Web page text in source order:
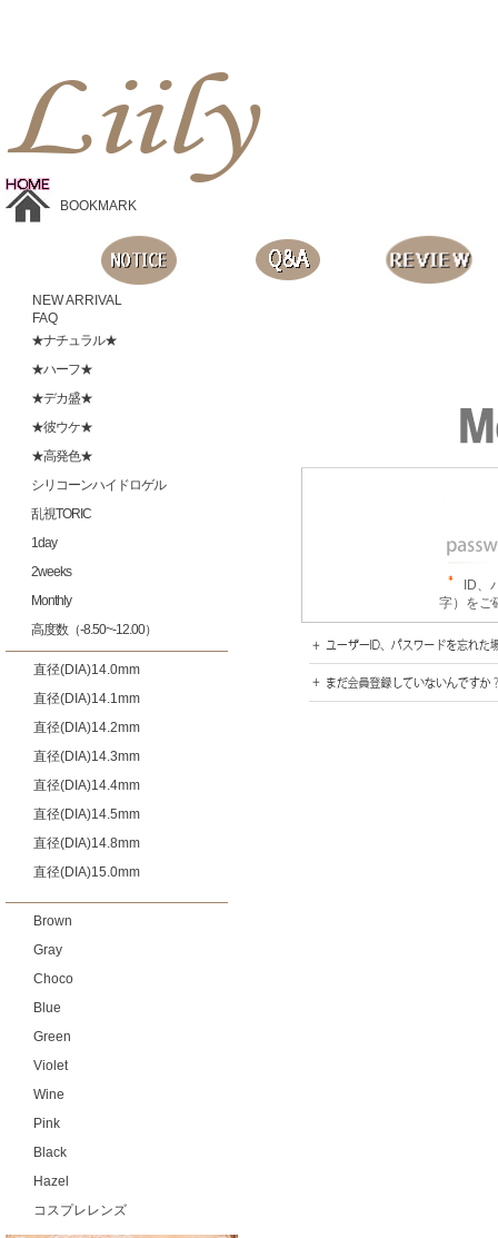
BOOKMARK
NEW ARRIVAL
FAQ
★ナチュラル★
★ハーフ★
★デカ盛★
★彼ウケ★
★高発色★
シリコーンハイドロゲル
乱視TORIC
1day
2weeks
Monthly
高度数（-8.50~-12.00）
直径(DIA)14.0mm
直径(DIA)14.1mm
直径(DIA)14.2mm
直径(DIA)14.3mm
直径(DIA)14.4mm
直径(DIA)14.5mm
直径(DIA)14.8mm
直径(DIA)15.0mm
Brown
Gray
Choco
Blue
Green
Violet
Wine
Pink
Black
Hazel
コスプレレンズ
ID、
字）をご